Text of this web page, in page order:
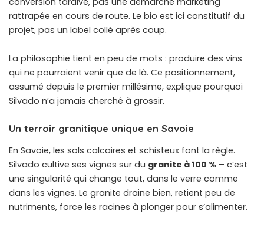
rattrapée en cours de route. Le bio est ici constitutif du
projet, pas un label collé après coup.
La philosophie tient en peu de mots : produire des vins
qui ne pourraient venir que de là. Ce positionnement,
assumé depuis le premier millésime, explique pourquoi
Silvado n’a jamais cherché à grossir.
Un terroir granitique unique en Savoie
En Savoie, les sols calcaires et schisteux font la règle.
Silvado cultive ses vignes sur du granite à 100 % – c’est
une singularité qui change tout, dans le verre comme
dans les vignes. Le granite draine bien, retient peu de
nutriments, force les racines à plonger pour s’alimenter.